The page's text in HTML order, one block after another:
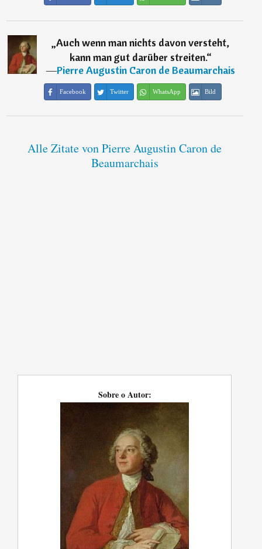
„Auch wenn man nichts davon versteht,
kann man gut darüber streiten.“
―Pierre Augustin Caron de Beaumarchais
Facebook Twitter WhatsApp Bild
Alle Zitate von Pierre Augustin Caron de
Beaumarchais
Sobre o Autor: